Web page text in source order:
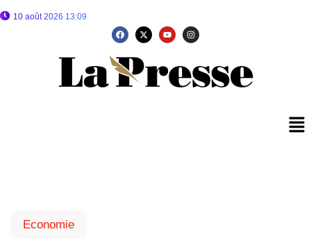
10 août 2026 13:09
Economie